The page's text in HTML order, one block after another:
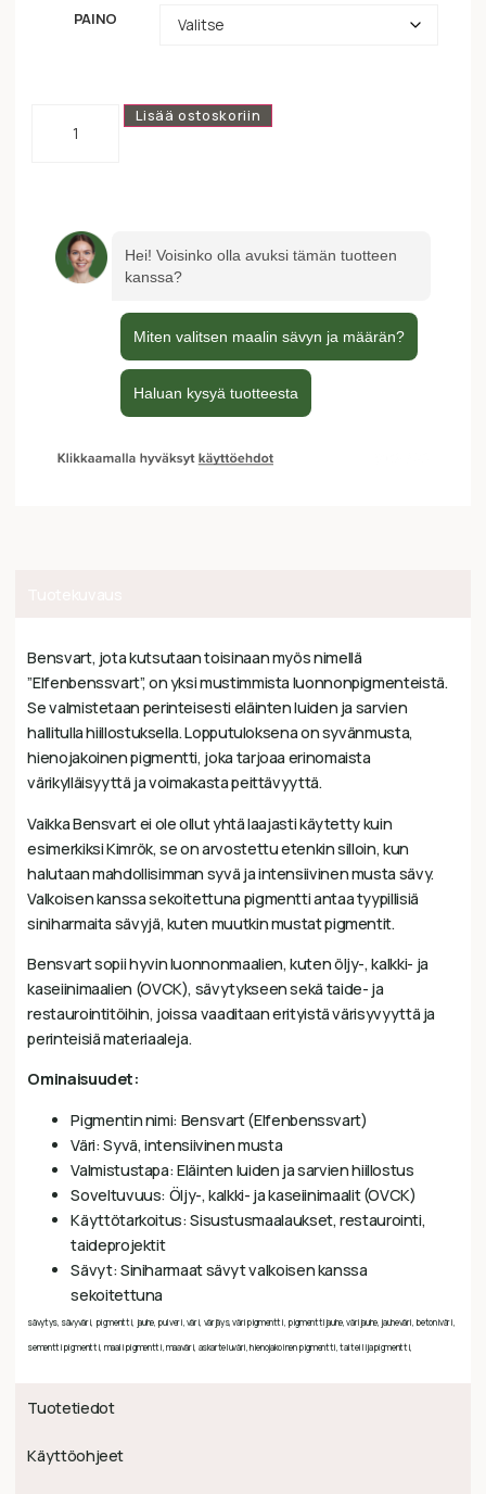
PAINO
Lisää ostoskoriin
Bensvart, jota kutsutaan toisinaan myös nimellä
”Elfenbenssvart”, on yksi mustimmista luonnonpigmenteistä.
Se valmistetaan perinteisesti eläinten luiden ja sarvien
hallitulla hiillostuksella. Lopputuloksena on syvänmusta,
hienojakoinen pigmentti, joka tarjoaa erinomaista
värikylläisyyttä ja voimakasta peittävyyttä.
Vaikka Bensvart ei ole ollut yhtä laajasti käytetty kuin
esimerkiksi Kimrök, se on arvostettu etenkin silloin, kun
halutaan mahdollisimman syvä ja intensiivinen musta sävy.
Valkoisen kanssa sekoitettuna pigmentti antaa tyypillisiä
siniharmaita sävyjä, kuten muutkin mustat pigmentit.
Bensvart sopii hyvin luonnonmaalien, kuten öljy-, kalkki- ja
kaseiinimaalien (OVCK), sävytykseen sekä taide- ja
restaurointitöihin, joissa vaaditaan erityistä värisyvyyttä ja
perinteisiä materiaaleja.
Ominaisuudet:
Pigmentin nimi: Bensvart (Elfenbenssvart)
Väri: Syvä, intensiivinen musta
Valmistustapa: Eläinten luiden ja sarvien hiillostus
Soveltuvuus: Öljy-, kalkki- ja kaseiinimaalit (OVCK)
Käyttötarkoitus: Sisustusmaalaukset, restaurointi,
taideprojektit
Sävyt: Siniharmaat sävyt valkoisen kanssa
sekoitettuna
sävytys, sävyväri, pigmentti, jauhe, pulveri, väri, värjäys, väripigmentti, pigmenttijauhe, värijauhe, jauheväri, betoniväri,
sementtipigmentti, maalipigmentti, maaväri, askarteluväri, hienojakoinen pigmentti, taiteilijapigmentti,
Tuotetiedot
Käyttöohjeet